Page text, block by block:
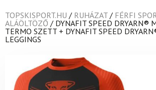
TOPSKISPORT.HU / RUHÁZAT / FÉRFI
ALÁÖLTÖZŐ / DYNAFIT SPEED DRYARN®
TERMO SZETT + DYNAFIT SPEED
LEGGINGS